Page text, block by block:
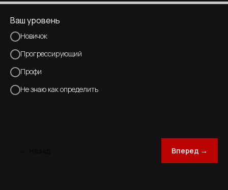
Ваш уровень
Новичок
Прогрессирующий
Профи
Не знаю как определить
Вперед →